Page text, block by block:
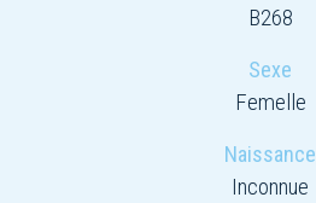
B268
Sexe
Femelle
Naissance
Inconnue